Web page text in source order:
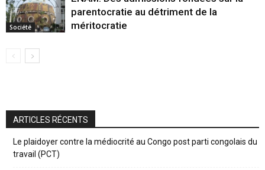
Société
parentocratie au détriment de la
méritocratie
ARTICLES RÉCENTS
Le plaidoyer contre la médiocrité au Congo post parti congolais du
travail (PCT)